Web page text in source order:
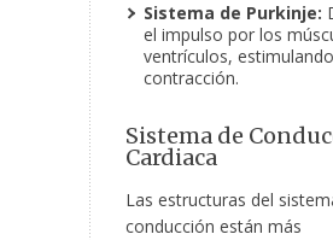
Sistema de Purkinje:
el impulso por los
ventrículos,
contracción.
Sistema de
Cardiaca
Las estructuras del
conducción están más